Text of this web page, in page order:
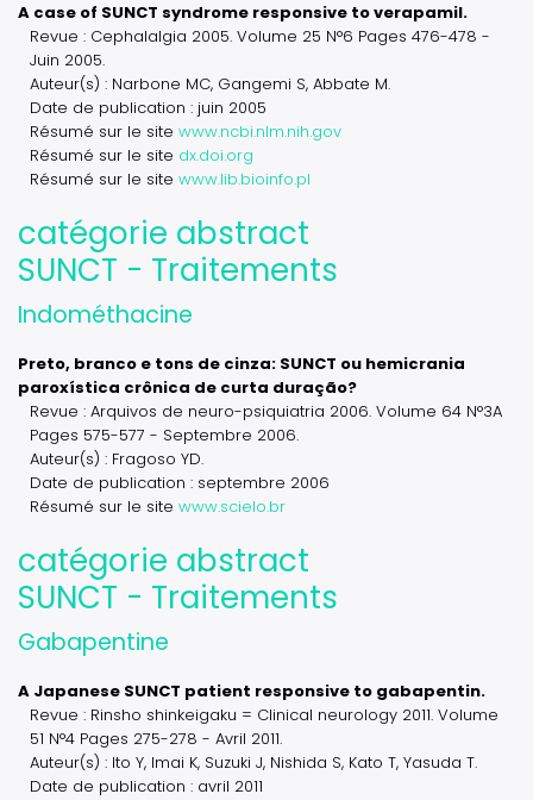
A case of SUNCT syndrome responsive to verapamil.
Revue : Cephalalgia 2005. Volume 25 N°6 Pages 476-478 -
Juin 2005.
Auteur(s) : Narbone MC, Gangemi S, Abbate M.
Date de publication : juin 2005
Résumé sur le site www.ncbi.nlm.nih.gov
Résumé sur le site dx.doi.org
Résumé sur le site www.lib.bioinfo.pl
catégorie abstract
SUNCT - Traitements
Indométhacine
Preto, branco e tons de cinza: SUNCT ou hemicrania
paroxística crônica de curta duração?
Revue : Arquivos de neuro-psiquiatria 2006. Volume 64 N°3A
Pages 575-577 - Septembre 2006.
Auteur(s) : Fragoso YD.
Date de publication : septembre 2006
Résumé sur le site www.scielo.br
catégorie abstract
SUNCT - Traitements
Gabapentine
A Japanese SUNCT patient responsive to gabapentin.
Revue : Rinsho shinkeigaku = Clinical neurology 2011. Volume
51 N°4 Pages 275-278 - Avril 2011.
Auteur(s) : Ito Y, Imai K, Suzuki J, Nishida S, Kato T, Yasuda T.
Date de publication : avril 2011